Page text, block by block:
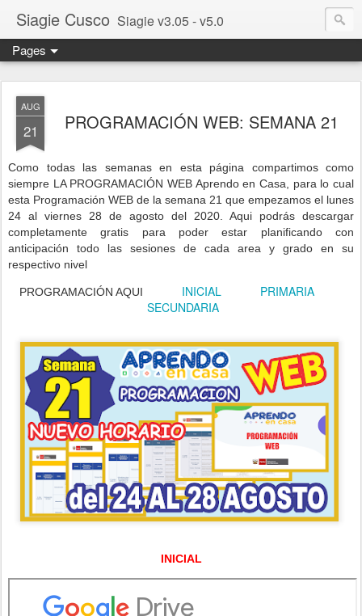
Siagie Cusco Siagie v3.05 - v5.0
Pages
AUG
21 PROGRAMACIÓN WEB: SEMANA 21
Como todas las semanas en esta página compartimos como
siempre LA PROGRAMACIÓN WEB Aprendo en Casa, para lo cual
esta Programación WEB de la semana 21 que empezamos el lunes
24 al viernes 28 de agosto del 2020. Aqui podrás descargar
completamente gratis para poder estar planificando con
anticipación todo las sesiones de cada area y grado en su
respectivo nivel
PROGRAMACIÓN AQUI INICIAL
PRIMARIA
SECUNDARIA
INICIAL